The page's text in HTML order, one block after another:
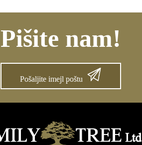
Pišite nam!
Pošaljite imejl poštu